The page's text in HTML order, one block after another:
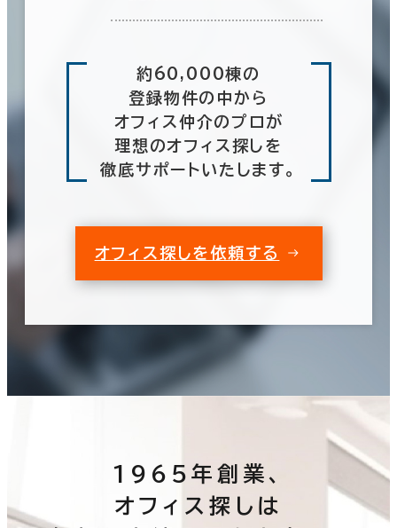
約60,000棟の
登録物件の中から
オフィス仲介のプロが
理想のオフィス探しを
徹底サポートいたします。
オフィス探しを依頼する
1965年創業、
オフィス探しは